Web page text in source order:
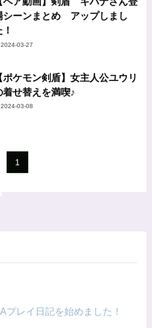
シーンまとめ アップしまし
2024-03-27
ポケモン剣盾】女主人公ユウリ
着せ替えを満喫♪
2024-03-08
1
プレイ日記を始めました！